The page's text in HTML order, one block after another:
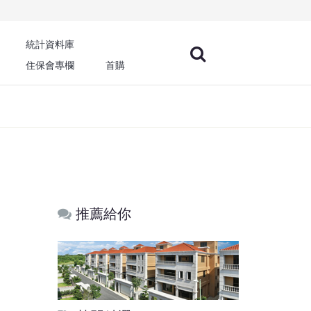
統計資料庫
住保會專欄
首購
推薦給你